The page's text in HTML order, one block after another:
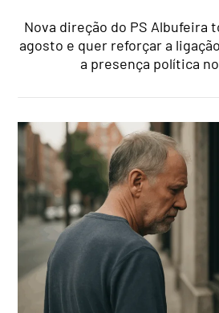
Nova direção do PS Albufeira
agosto e quer reforçar a
a presença política